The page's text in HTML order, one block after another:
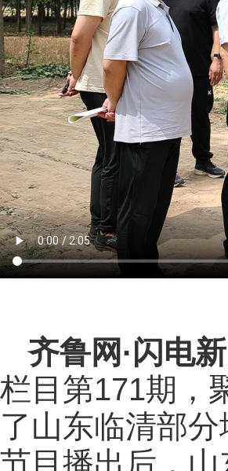
齐鲁网 ·闪电
栏目第171期，
了山东临清部
节目播出后，